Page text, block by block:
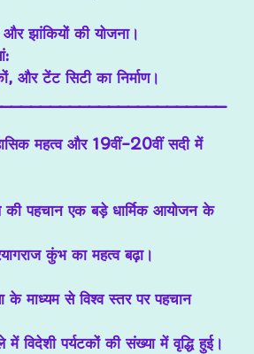
झांकियों की योजना।
और टेंट सिटी का निर्माण।
महत्व और 19वीं-20वीं सदी में
पहचान एक बड़े धार्मिक आयोजन के
कुंभ का महत्व बढ़ा।
माध्यम से विश्व स्तर पर पहचान
पर्यटकों की संख्या में वृद्धि हुई।